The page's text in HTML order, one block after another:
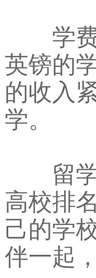
学费
英镑的
的收入
学。
留学
高校排
己的学
伴一起